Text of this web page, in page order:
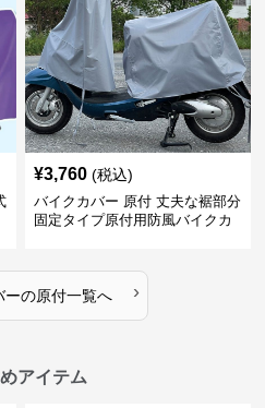
¥3,760 (税込)
バイクカバー 原付 丈夫な裾部分
固定タイプ原付用防風バイクカ
ーの原付一覧へ ›
アイテム